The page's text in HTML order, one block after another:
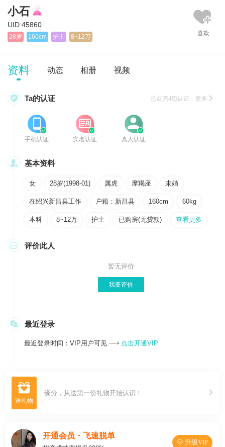
小石
UID:45860
28岁 160cm 护士 8~12万
资料 动态 相册 视频
 Ta的认证 已点亮4项认证 更多

手机认证


实名认证


真人认证
 基本资料
女 28岁(1998-01) 属虎 摩羯座 未婚
在绍兴新昌县工作 户籍：新昌县 160cm 60kg
本科 8~12万 护士 已购房(无贷款) 查看更多
 评价此人
暂无评价
我要评价
 最近登录
最近登录时间：VIP用户可见  点击开通VIP
 缘分，从送第一份礼物开始认识！
开通会员・飞速脱单
 升级VIP